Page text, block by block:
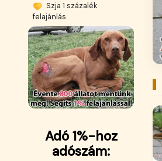
Szja 1 százalék
felajánlás
Adó 1%-hoz
adószám: